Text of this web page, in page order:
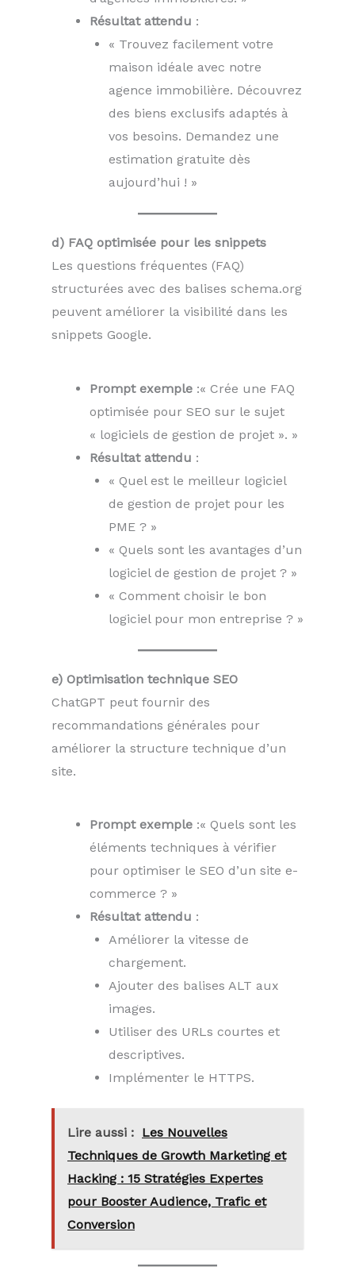
Résultat attendu :
« Trouvez facilement votre
maison idéale avec notre
agence immobilière. Découvrez
des biens exclusifs adaptés à
vos besoins. Demandez une
estimation gratuite dès
aujourd’hui ! »
d) FAQ optimisée pour les snippets
Les questions fréquentes (FAQ)
structurées avec des balises schema.org
peuvent améliorer la visibilité dans les
snippets Google.
Prompt exemple :« Crée une FAQ
optimisée pour SEO sur le sujet
« logiciels de gestion de projet ». »
Résultat attendu :
« Quel est le meilleur logiciel
de gestion de projet pour les
PME ? »
« Quels sont les avantages d’un
logiciel de gestion de projet ? »
« Comment choisir le bon
logiciel pour mon entreprise ? »
e) Optimisation technique SEO
ChatGPT peut fournir des
recommandations générales pour
améliorer la structure technique d’un
site.
Prompt exemple :« Quels sont les
éléments techniques à vérifier
pour optimiser le SEO d’un site e-
commerce ? »
Résultat attendu :
Améliorer la vitesse de
chargement.
Ajouter des balises ALT aux
images.
Utiliser des URLs courtes et
descriptives.
Implémenter le HTTPS.
Lire aussi : Les Nouvelles
Techniques de Growth Marketing et
Hacking : 15 Stratégies Expertes
pour Booster Audience, Trafic et
Conversion